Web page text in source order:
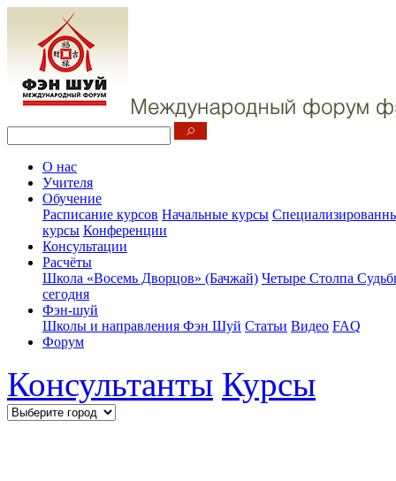
О нас
Учителя
Обучение
Расписание курсов Начальные курсы
курсы Конференции
Консультации
Расчёты
Школа «Восемь Дворцов» (Бачжай) Четыре Столпа
сегодня
Фэн-шуй
Школы и направления Фэн Шуй Статьи Видео FAQ
Форум
Консультанты Курсы